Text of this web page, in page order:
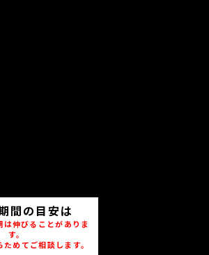
間の目安は
は伸びることがありま
す。
めてご相談します。